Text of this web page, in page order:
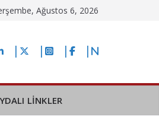
Ağustos 6, 2026
LİNKLER